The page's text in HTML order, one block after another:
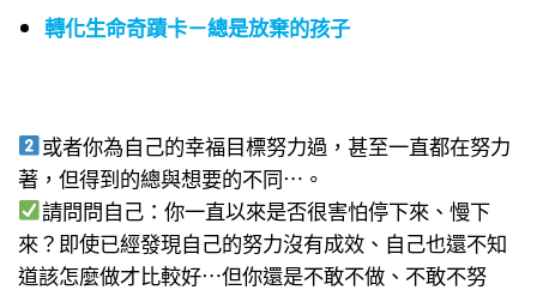
轉化生命奇蹟卡－總是放棄的孩子
或者你為自己的幸福目標努力過，甚至一直都在努力
著，但得到的總與想要的不同⋯。
請問問自己：你一直以來是否很害怕停下來、慢下
來？即使已經發現自己的努力沒有成效、自己也還不知
道該怎麼做才比較好⋯但你還是不敢不做、不敢不努